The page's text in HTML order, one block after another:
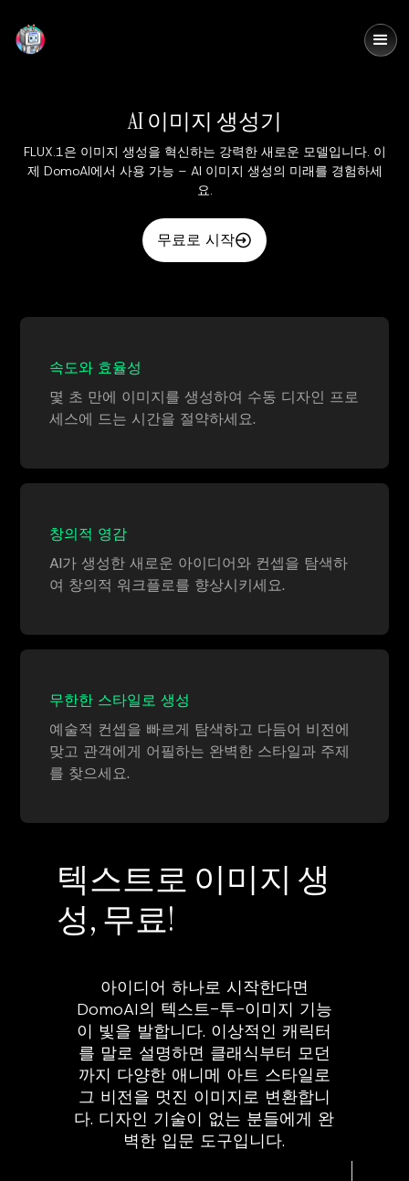
AI 이미지 생성기
FLUX.1은 이미지 생성을 혁신하는 강력한 새로운 모델입니다. 이
제 DomoAI에서 사용 가능 – AI 이미지 생성의 미래를 경험하세
요.
무료로 시작
속도와 효율성
몇 초 만에 이미지를 생성하여 수동 디자인 프로
세스에 드는 시간을 절약하세요.
창의적 영감
AI가 생성한 새로운 아이디어와 컨셉을 탐색하
여 창의적 워크플로를 향상시키세요.
무한한 스타일로 생성
예술적 컨셉을 빠르게 탐색하고 다듬어 비전에
맞고 관객에게 어필하는 완벽한 스타일과 주제
를 찾으세요.
텍스트로 이미지 생
성, 무료!
아이디어 하나로 시작한다면
DomoAI의 텍스트-투-이미지 기능
이 빛을 발합니다. 이상적인 캐릭터
를 말로 설명하면 클래식부터 모던
까지 다양한 애니메 아트 스타일로
그 비전을 멋진 이미지로 변환합니
다. 디자인 기술이 없는 분들에게 완
벽한 입문 도구입니다.